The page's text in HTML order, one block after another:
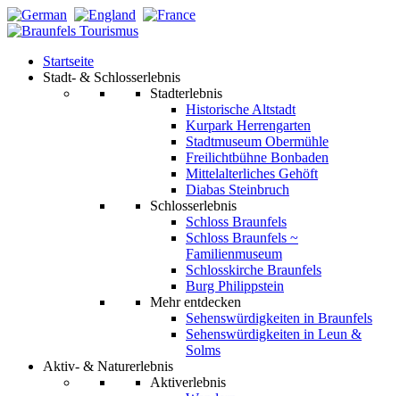
Startseite
Stadt- & Schlosserlebnis
Stadterlebnis
Historische Altstadt
Kurpark Herrengarten
Stadtmuseum Obermühle
Freilichtbühne Bonbaden
Mittelalterliches Gehöft
Diabas Steinbruch
Schlosserlebnis
Schloss Braunfels
Schloss Braunfels ~
Familienmuseum
Schlosskirche Braunfels
Burg Philippstein
Mehr entdecken
Sehenswürdigkeiten in Braunfels
Sehenswürdigkeiten in Leun &
Solms
Aktiv- & Naturerlebnis
Aktiverlebnis